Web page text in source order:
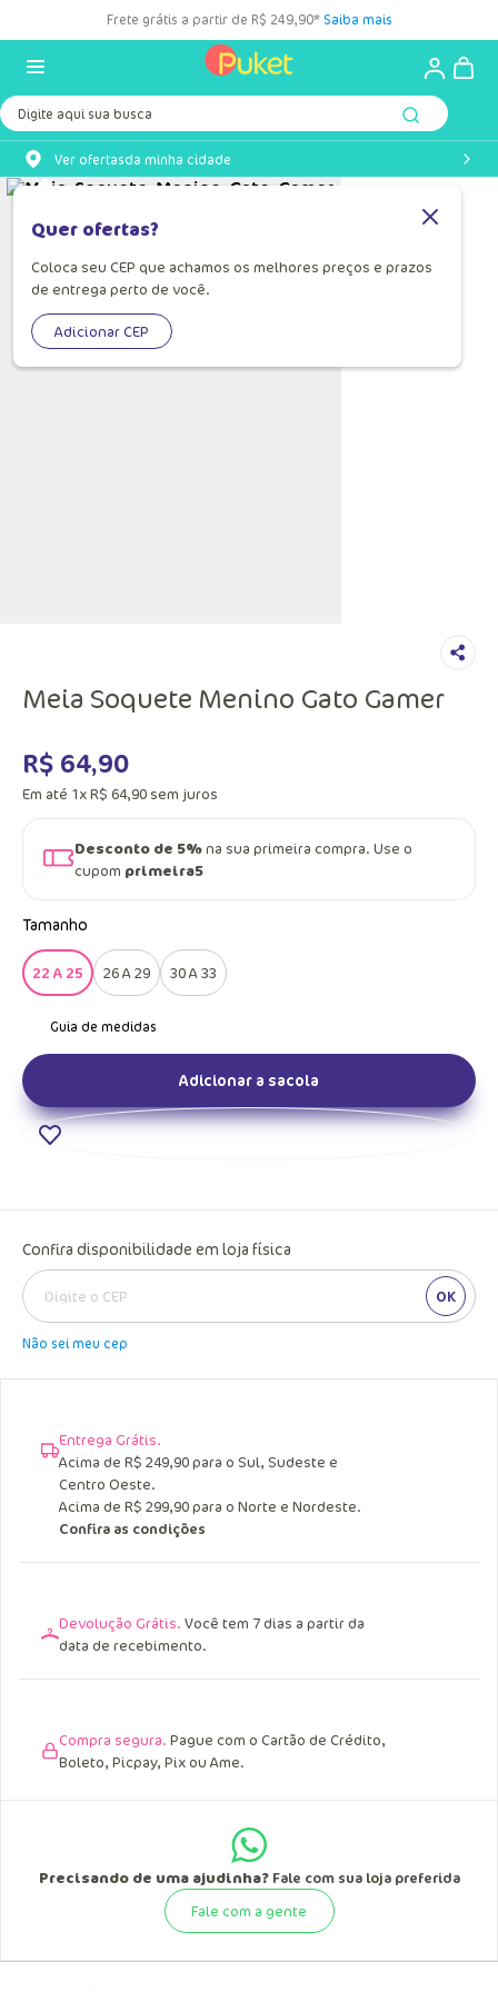
Frete grátis a partir de R$ 249,90* Saiba mais
Digite aqui sua busca
Ver ofertasda minha cidade
Quer ofertas?
Coloca seu CEP que achamos os melhores preços e prazos
de entrega perto de você.
Adicionar CEP
Meia Soquete Menino Gato Gamer
R$ 64,90
Em até 1xR$ 64,90 sem juros
Desconto de 5%na sua primeira compra. Use o
cupom primeira5
Tamanho
22 A 25 26 A 29 30 A 33
Adicionar a sacola
Confira disponibilidade em loja física
OK
Não sei meu cep
Entrega Grátis.
Acima de R$ 249,90 para o Sul, Sudeste e
Centro Oeste.
Acima de R$ 299,90 para o Norte e Nordeste.
Confira as condições
Devolução Grátis. Você tem 7 dias a partir da
data de recebimento.
Compra segura. Pague com o Cartão de Crédito,
Boleto, Picpay, Pix ou Ame.
Precisando de uma ajudinha?Fale com sua loja preferida
Fale com a gente